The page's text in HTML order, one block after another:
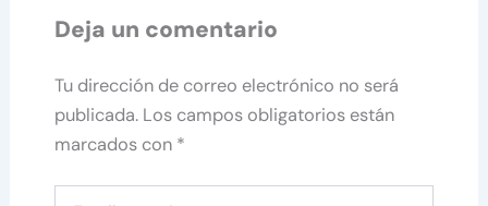
Deja un comentario
Tu dirección de correo electrónico no será
publicada. Los campos obligatorios están
marcados con *